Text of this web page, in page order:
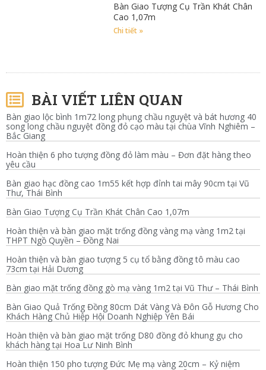
Bàn Giao Tượng Cụ Trần Khát Chân
Cao 1,07m
Chi tiết »
BÀI VIẾT LIÊN QUAN
Bàn giao lộc bình 1m72 long phụng chầu nguyệt và bát hương 40
song long chầu nguyệt đồng đỏ cạo màu tại chùa Vĩnh Nghiêm –
Bắc Giang
Hoàn thiện 6 pho tượng đồng đỏ làm màu – Đơn đặt hàng theo
yêu cầu
Bàn giao hạc đồng cao 1m55 kết hợp đỉnh tai mây 90cm tại Vũ
Thư, Thái Bình
Bàn Giao Tượng Cụ Trần Khát Chân Cao 1,07m
Hoàn thiện và bàn giao mặt trống đồng vàng mạ vàng 1m2 tại
THPT Ngồ Quyền – Đồng Nai
Hoàn thiện và bàn giao tượng 5 cụ tổ bằng đồng tô màu cao
73cm tại Hải Dương
Bàn giao mặt trống đồng gò mạ vàng 1m2 tại Vũ Thư – Thái Bình
Bàn Giao Quả Trống Đồng 80cm Dát Vàng Và Đôn Gỗ Hương Cho
Khách Hàng Chủ Hiệp Hội Doanh Nghiệp Yên Bái
Hoàn thiện và bàn giao mặt trống D80 đồng đỏ khung gụ cho
khách hàng tại Hoa Lư Ninh Bình
Hoàn thiện 150 pho tượng Đức Mẹ mạ vàng 20cm – Kỷ niệm